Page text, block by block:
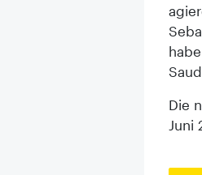
Die
Juni